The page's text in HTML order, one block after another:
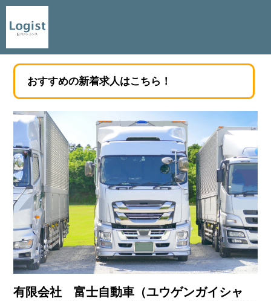
おすすめの新着求人はこちら！
有限会社 富士自動車（ユウゲンガイシャ